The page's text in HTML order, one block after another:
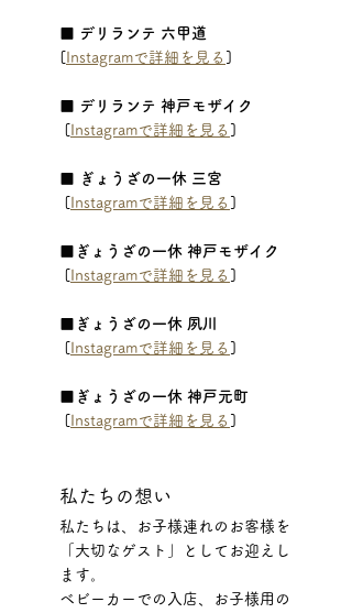
■ デリランテ 六甲道
[ Instagramで詳細を見る ]
■ デリランテ 神戸モザイク
[ Instagramで詳細を見る ]
■ ぎょうざの一休 三宮
[ Instagramで詳細を見る ]
■ぎょうざの一休 神戸モザイク
[ Instagramで詳細を見る ]
■ぎょうざの一休 夙川
[ Instagramで詳細を見る ]
■ぎょうざの一休 神戸元町
[ Instagramで詳細を見る ]
私たちの想い
私たちは、お子様連れのお客様を
「大切なゲスト」としてお迎えし
ます。
ベビーカーでの入店、お子様用の